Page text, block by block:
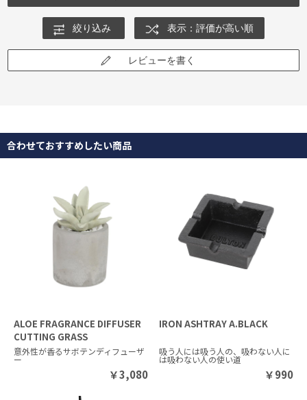
絞り込み 表示：評価が高い順
レビューを書く
合わせておすすめしたい商品
ALOE FRAGRANCE DIFFUSER
CUTTING GRASS
意外性が香るサボテンディフューザ
ー
￥3,080
IRON ASHTRAY A.BLACK
吸う人には吸う人の、吸わない人に
は吸わない人の使い道
￥990